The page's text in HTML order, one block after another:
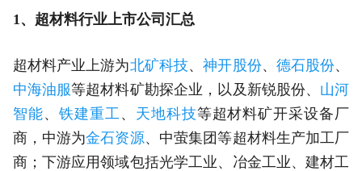
1、超材料行业上市公司汇总
超材料产业上游为北矿科技、神开股份、 德石股份、
中海油服等超材料矿勘探企业，以及新锐股份、 山河
智能、 铁建重工 、 天地科技等超材料矿开采设备厂
商，中游为金石资源、中萤集团等超材料生产加工厂
商；下游应用领域包括光学工业、冶金工业、建材工